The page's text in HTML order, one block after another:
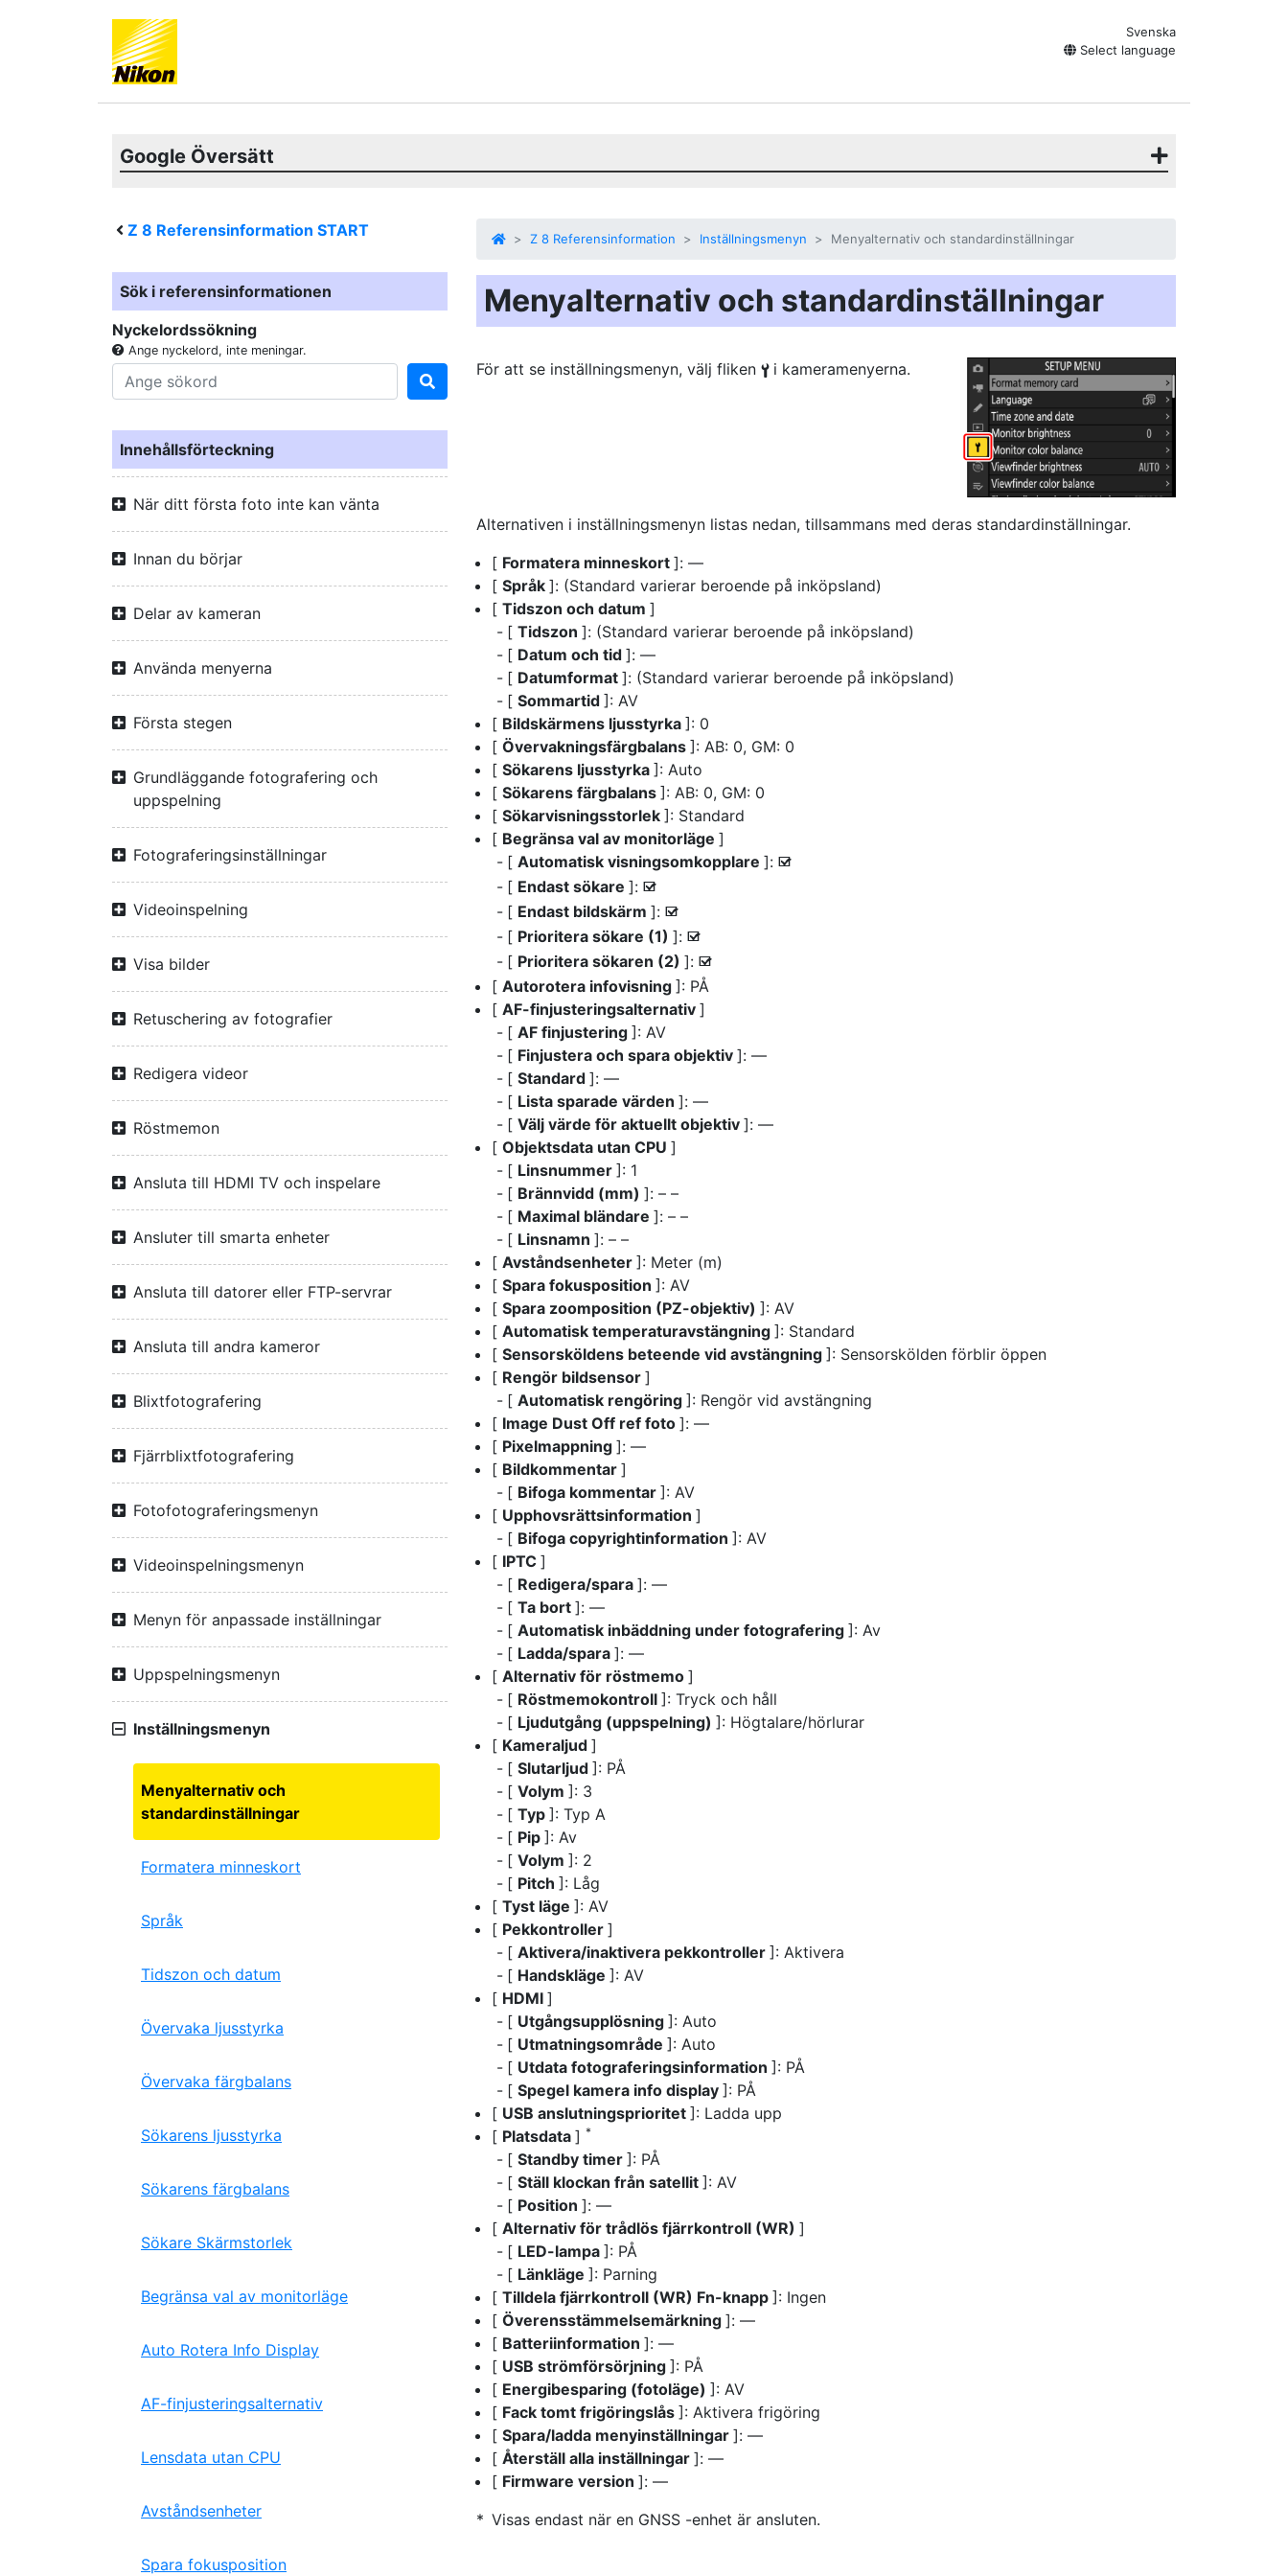
Svenska
Select language
Google Översätt
Z 8 Referensinformation START
Sök i referensinformationen
Nyckelordssökning
Ange nyckelord, inte meningar.
Innehållsförteckning
När ditt första foto inte kan vänta
Innan du börjar
Delar av kameran
Använda menyerna
Första stegen
Grundläggande fotografering och
uppspelning
Fotograferingsinställningar
Videoinspelning
Visa bilder
Retuschering av fotografier
Redigera videor
Röstmemon
Ansluta till HDMI TV och inspelare
Ansluter till smarta enheter
Ansluta till datorer eller FTP-servrar
Ansluta till andra kameror
Blixtfotografering
Fjärrblixtfotografering
Fotofotograferingsmenyn
Videoinspelningsmenyn
Menyn för anpassade inställningar
Uppspelningsmenyn
Inställningsmenyn
Menyalternativ och
standardinställningar
Formatera minneskort
Språk
Tidszon och datum
Övervaka ljusstyrka
Övervaka färgbalans
Sökarens ljusstyrka
Sökarens färgbalans
Sökare Skärmstorlek
Begränsa val av monitorläge
Auto Rotera Info Display
AF-finjusteringsalternativ
Lensdata utan CPU
Avståndsenheter
Spara fokusposition
Z 8 Referensinformation Inställningsmenyn Menyalternativ och standardinställningar
Menyalternativ och standardinställningar
För att se inställningsmenyn, välj fliken B i kameramenyerna.
Alternativen i inställningsmenyn listas nedan, tillsammans med deras standardinställningar.
[ Formatera minneskort ]: —
[ Språk ]: (Standard varierar beroende på inköpsland)
[ Tidszon och datum ]
[ Tidszon ]: (Standard varierar beroende på inköpsland)
[ Datum och tid ]: —
[ Datumformat ]: (Standard varierar beroende på inköpsland)
[ Sommartid ]: AV
[ Bildskärmens ljusstyrka ]: 0
[ Övervakningsfärgbalans ]: AB: 0, GM: 0
[ Sökarens ljusstyrka ]: Auto
[ Sökarens färgbalans ]: AB: 0, GM: 0
[ Sökarvisningsstorlek ]: Standard
[ Begränsa val av monitorläge ]
[ Automatisk visningsomkopplare ]: M
[ Endast sökare ]: M
[ Endast bildskärm ]: M
[ Prioritera sökare (1) ]: M
[ Prioritera sökaren (2) ]: M
[ Autorotera infovisning ]: PÅ
[ AF-finjusteringsalternativ ]
[ AF finjustering ]: AV
[ Finjustera och spara objektiv ]: —
[ Standard ]: —
[ Lista sparade värden ]: —
[ Välj värde för aktuellt objektiv ]: —
[ Objektsdata utan CPU ]
[ Linsnummer ]: 1
[ Brännvidd (mm) ]: – –
[ Maximal bländare ]: – –
[ Linsnamn ]: – –
[ Avståndsenheter ]: Meter (m)
[ Spara fokusposition ]: AV
[ Spara zoomposition (PZ-objektiv) ]: AV
[ Automatisk temperaturavstängning ]: Standard
[ Sensorsköldens beteende vid avstängning ]: Sensorskölden förblir öppen
[ Rengör bildsensor ]
[ Automatisk rengöring ]: Rengör vid avstängning
[ Image Dust Off ref foto ]: —
[ Pixelmappning ]: —
[ Bildkommentar ]
[ Bifoga kommentar ]: AV
[ Upphovsrättsinformation ]
[ Bifoga copyrightinformation ]: AV
[ IPTC ]
[ Redigera/spara ]: —
[ Ta bort ]: —
[ Automatisk inbäddning under fotografering ]: Av
[ Ladda/spara ]: —
[ Alternativ för röstmemo ]
[ Röstmemokontroll ]: Tryck och håll
[ Ljudutgång (uppspelning) ]: Högtalare/hörlurar
[ Kameraljud ]
[ Slutarljud ]: PÅ
[ Volym ]: 3
[ Typ ]: Typ A
[ Pip ]: Av
[ Volym ]: 2
[ Pitch ]: Låg
[ Tyst läge ]: AV
[ Pekkontroller ]
[ Aktivera/inaktivera pekkontroller ]: Aktivera
[ Handskläge ]: AV
[ HDMI ]
[ Utgångsupplösning ]: Auto
[ Utmatningsområde ]: Auto
[ Utdata fotograferingsinformation ]: PÅ
[ Spegel kamera info display ]: PÅ
[ USB anslutningsprioritet ]: Ladda upp
[ Platsdata ] *
[ Standby timer ]: PÅ
[ Ställ klockan från satellit ]: AV
[ Position ]: —
[ Alternativ för trådlös fjärrkontroll (WR) ]
[ LED-lampa ]: PÅ
[ Länkläge ]: Parning
[ Tilldela fjärrkontroll (WR) Fn-knapp ]: Ingen
[ Överensstämmelsemärkning ]: —
[ Batteriinformation ]: —
[ USB strömförsörjning ]: PÅ
[ Energibesparing (fotoläge) ]: AV
[ Fack tomt frigöringslås ]: Aktivera frigöring
[ Spara/ladda menyinställningar ]: —
[ Återställ alla inställningar ]: —
[ Firmware version ]: —
Visas endast när en GNSS -enhet är ansluten.